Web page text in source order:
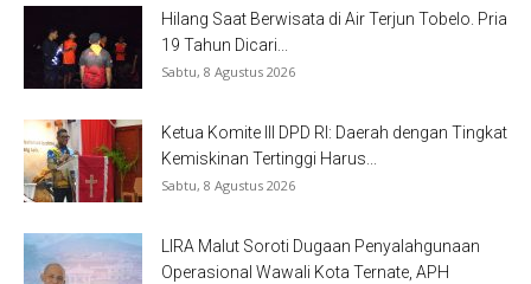
Hilang Saat Berwisata di Air Terjun Tobelo. Pria
19 Tahun Dicari...
Sabtu, 8 Agustus 2026
Ketua Komite III DPD RI: Daerah dengan Tingkat
Kemiskinan Tertinggi Harus...
Sabtu, 8 Agustus 2026
LIRA Malut Soroti Dugaan Penyalahgunaan
Operasional Wawali Kota Ternate, APH